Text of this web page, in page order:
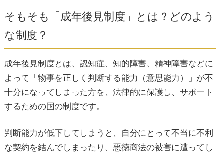
2. 成年後見制度を利用した不動産売却の「4つのス
テップ」と必要書類
ステップ1：徳島家庭裁判所への申立てと必要書
類のご準備
ステップ2：成年後見人の選任と財産目録の作成
そもそも「成年後見制度」とは？どのよう
な制度？
成年後見制度とは、認知症、知的障害、精神障害などに
よって 「物事を正しく判断する能力（意思能力）」が不
十分になってしまった方を、法律的に保護し、サポート
するための国の制度です。
判断能力が低下してしまうと、自分にとって不当に不利
な契約を結んでしまったり、悪徳商法の被害に遭ってし